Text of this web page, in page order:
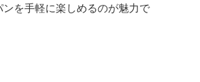
ンを手軽に楽しめるのが魅力で